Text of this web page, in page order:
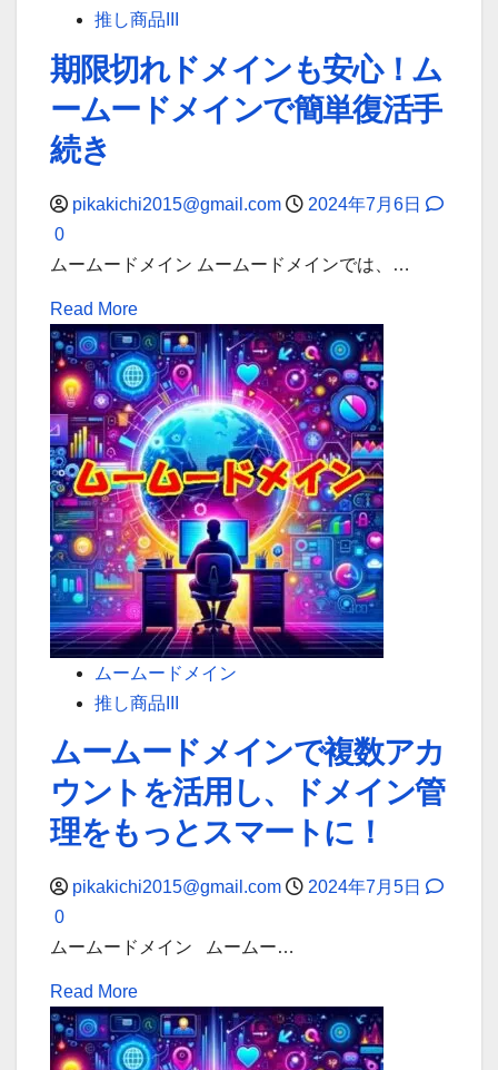
メ
ン
の
続
イ
【Filezilla
編】
推し商品III
期限切れドメインも安心！ム
ームードメインで簡単復活手
続き
pikakichi2015@gmail.com
2024年7月6日
0
ムームードメイン ムームードメインでは、…
Read MoreRead
more
about
期
限
切
れ
ド
メ
イ
ン
も
安
心！
ー
ム
ド
メ
ン
簡
単
復
ムームードメイン
推し商品III
ムームードメインで複数アカ
ウントを活用し、ドメイン管
理をもっとスマートに！
pikakichi2015@gmail.com
2024年7月5日
0
ムームードメイン ムームー…
Read MoreRead
more
about